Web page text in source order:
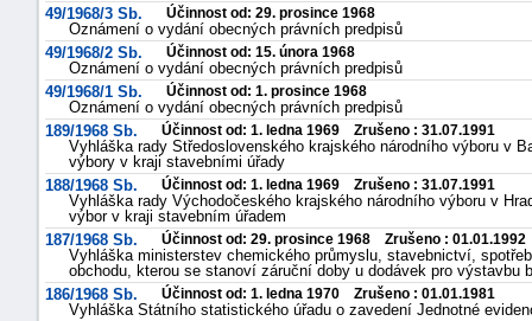
49/1968/3 Sb.
Účinnost od: 29. prosince 1968
Oznámení o vydání obecných právních predpisů
49/1968/2 Sb.
Účinnost od: 15. února 1968
Oznámení o vydání obecných právních predpisů
49/1968/1 Sb.
Účinnost od: 1. prosince 1968
Oznámení o vydání obecných právních predpisů
189/1968 Sb.
Účinnost od: 1. ledna 1969 Zrušeno : 31.07.1991
Vyhláška rady Středoslovenského krajského národního výboru v
výbory v kraji stavebními úřady
188/1968 Sb.
Účinnost od: 1. ledna 1969 Zrušeno : 31.07.1991
Vyhláška rady Východočeského krajského národního výboru v
výbor v kraji stavebním úřadem
187/1968 Sb.
Účinnost od: 29. prosince 1968 Zrušeno : 01.01.1992
Vyhláška ministerstev chemického průmyslu, stavebnictví,
obchodu, kterou se stanoví záruční doby u dodávek pro výstavbu
186/1968 Sb.
Účinnost od: 1. ledna 1970 Zrušeno : 01.01.1981
Vyhláška Státního statistického úřadu o zavedení Jednotné
-
náhrady